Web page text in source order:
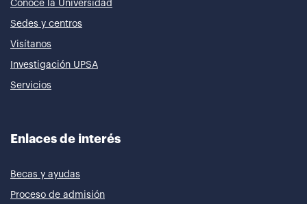
Conoce la Universidad
Sedes y centros
Visítanos
Investigación UPSA
Servicios
Enlaces de interés
Becas y ayudas
Proceso de admisión